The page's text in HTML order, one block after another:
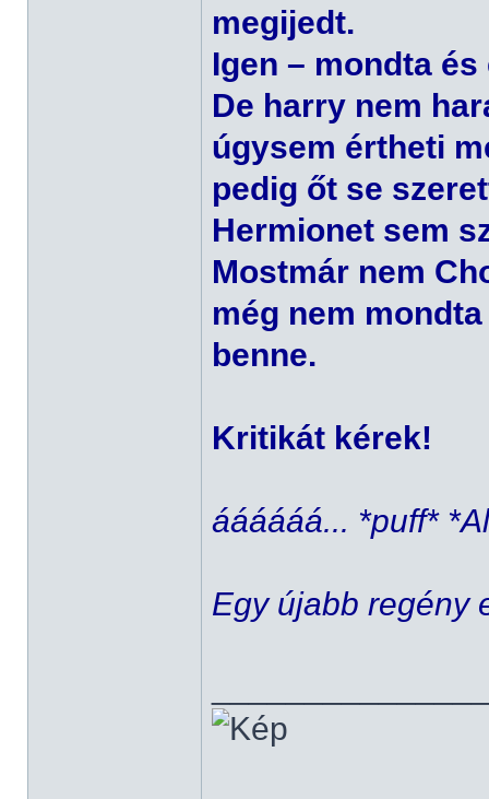
megijedt.
Igen – mondta
De harry nem
úgysem értheti
pedig őt se
Hermionet sem
Mostmár nem
még nem
benne.
Kritikát kérek!
áááááá... *puff*
Egy újabb regény